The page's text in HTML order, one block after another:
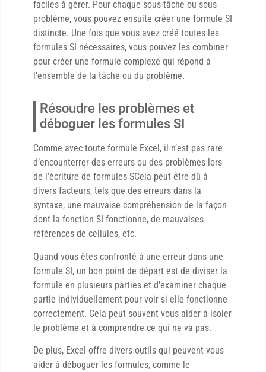
faciles à gérer. Pour chaque sous-tâche ou sous-
problème, vous pouvez ensuite créer une formule SI
distincte. Une fois que vous avez créé toutes les
formules SI nécessaires, vous pouvez les combiner
pour créer une formule complexe qui répond à
l’ensemble de la tâche ou du problème.
Résoudre les problèmes et
déboguer les formules SI
Comme avec toute formule Excel, il n’est pas rare
d’encounterrer des erreurs ou des problèmes lors
de l’écriture de formules SCela peut être dû à
divers facteurs, tels que des erreurs dans la
syntaxe, une mauvaise compréhension de la façon
dont la fonction SI fonctionne, de mauvaises
références de cellules, etc.
Quand vous êtes confronté à une erreur dans une
formule SI, un bon point de départ est de diviser la
formule en plusieurs parties et d’examiner chaque
partie individuellement pour voir si elle fonctionne
correctement. Cela peut souvent vous aider à isoler
le problème et à comprendre ce qui ne va pas.
De plus, Excel offre divers outils qui peuvent vous
aider à déboguer les formules, comme le